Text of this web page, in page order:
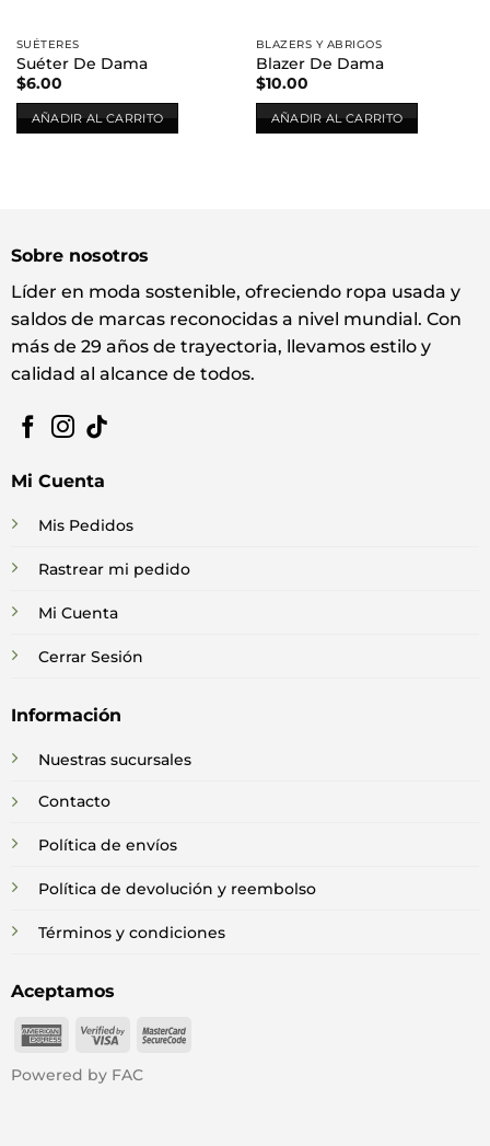
SUÉTERES
Suéter De Dama
$6.00
AÑADIR AL CARRITO
BLAZERS Y ABRIGOS
Blazer De Dama
$10.00
AÑADIR AL CARRITO
Sobre nosotros
Líder en moda sostenible, ofreciendo ropa usada y
saldos de marcas reconocidas a nivel mundial. Con
más de 29 años de trayectoria, llevamos estilo y
calidad al alcance de todos.
Mi Cuenta
Mis Pedidos
Rastrear mi pedido
Mi Cuenta
Cerrar Sesión
Información
Nuestras sucursales
Contacto
Política de envíos
Política de devolución y reembolso
Términos y condiciones
Aceptamos
American
Visa
MasterCard
Powered by FAC